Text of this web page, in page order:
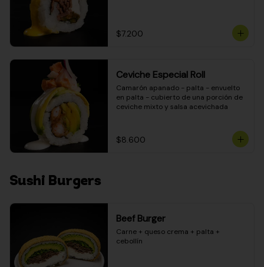
$7.200
Ceviche Especial Roll
Camarón apanado - palta - envuelto
en palta - cubierto de una porción de
ceviche mixto y salsa acevichada
$8.600
Sushi Burgers
Beef Burger
Carne + queso crema + palta +
cebollín